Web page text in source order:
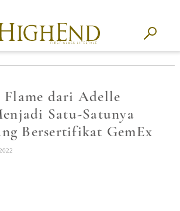
Flame dari Adelle
Satu-Satunya
Bersertifikat GemEx